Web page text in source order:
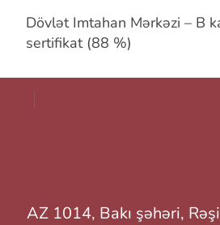
Dövlət Imtahan Mərkəzi – B
sertifikat (88 %)
AZ 1014, Bakı şəhəri,